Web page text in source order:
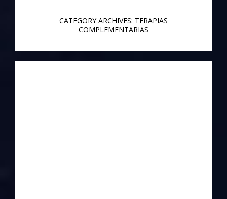
CATEGORY ARCHIVES: TERAPIAS
COMPLEMENTARIAS